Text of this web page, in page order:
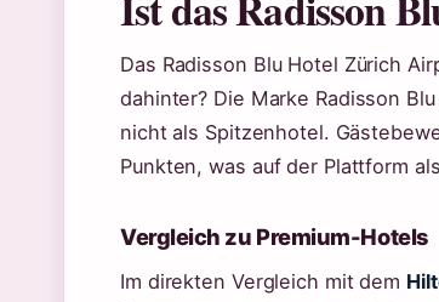
Das Radisson Blu Hotel Zürich
dahinter? Die Marke Radisson
nicht als Spitzenhotel.
Punkten, was auf der Plattform
Vergleich zu Premium-Hotels
Im direkten Vergleich mit dem